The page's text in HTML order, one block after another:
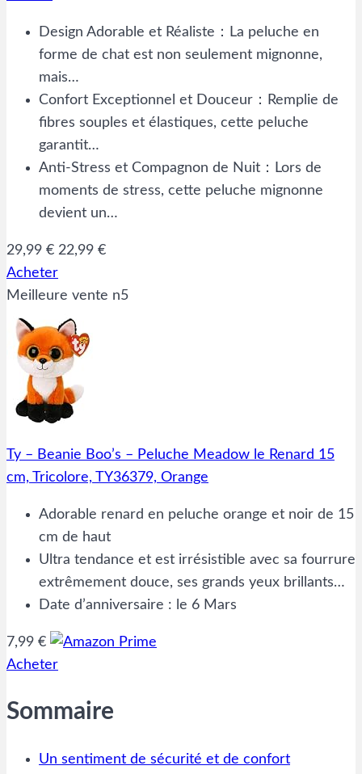
Design Adorable et Réaliste：La peluche en
forme de chat est non seulement mignonne,
mais…
Confort Exceptionnel et Douceur：Remplie de
fibres souples et élastiques, cette peluche
garantit…
Anti-Stress et Compagnon de Nuit：Lors de
moments de stress, cette peluche mignonne
devient un…
29,99 € 22,99 €
Acheter
Meilleure vente n5
Ty – Beanie Boo’s – Peluche Meadow le Renard 15
cm, Tricolore, TY36379, Orange
Adorable renard en peluche orange et noir de 15
cm de haut
Ultra tendance et est irrésistible avec sa fourrure
extrêmement douce, ses grands yeux brillants…
Date d’anniversaire : le 6 Mars
7,99 €
Acheter
Sommaire
Un sentiment de sécurité et de confort